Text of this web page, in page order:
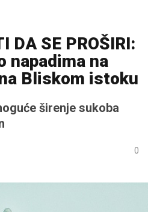
DA SE PROŠIRI:
napadima na
Bliskom istoku
širenje sukoba
0